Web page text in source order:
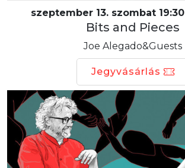
szeptember 13. szombat 19:30
Bits and Pieces
Joe Alegado&Guests
Jegyvásárlás